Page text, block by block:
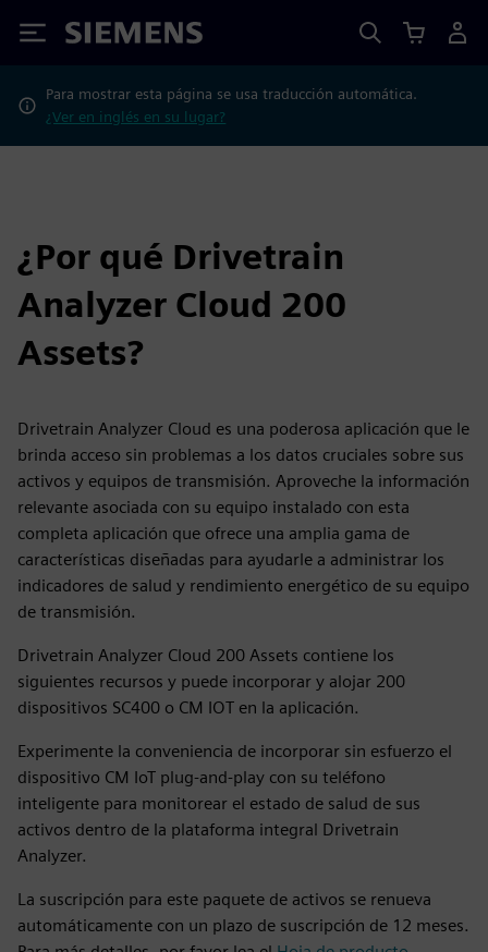
Siemens
Para mostrar esta página se usa traducción automática.
¿Ver en inglés en su lugar?
¿Por qué Drivetrain
Analyzer Cloud 200
Assets?
Drivetrain Analyzer Cloud es una poderosa aplicación que le
brinda acceso sin problemas a los datos cruciales sobre sus
activos y equipos de transmisión. Aproveche la información
relevante asociada con su equipo instalado con esta
completa aplicación que ofrece una amplia gama de
características diseñadas para ayudarle a administrar los
indicadores de salud y rendimiento energético de su equipo
de transmisión.
Drivetrain Analyzer Cloud 200 Assets contiene los
siguientes recursos y puede incorporar y alojar 200
dispositivos SC400 o CM IOT en la aplicación.
Experimente la conveniencia de incorporar sin esfuerzo el
dispositivo CM IoT plug-and-play con su teléfono
inteligente para monitorear el estado de salud de sus
activos dentro de la plataforma integral Drivetrain
Analyzer.
La suscripción para este paquete de activos se renueva
automáticamente con un plazo de suscripción de 12 meses.